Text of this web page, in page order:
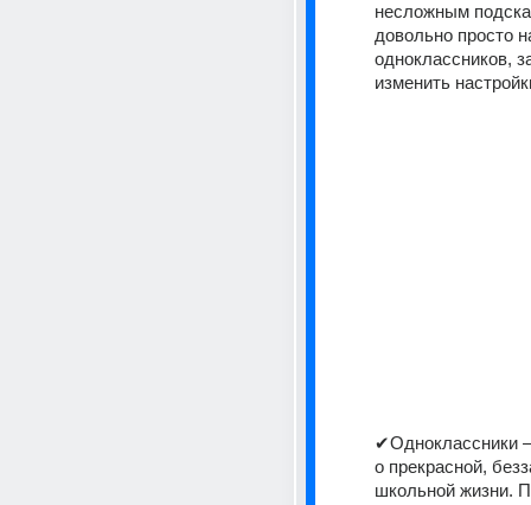
несложным
довольно просто
одноклассников,
изменить
✔Одноклассники
о прекрасной,
школьной жизни.